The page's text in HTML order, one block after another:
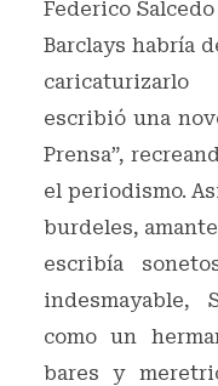
Federico
Barclays habría
escribió una
Prensa”,
el periodismo.
burdeles,
escribía
indesmayable,
como un
bares y